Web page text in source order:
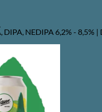
DIPA, NEDIPA 6,2% - 8,5% |